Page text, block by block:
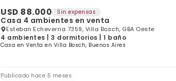
USD 88.000 Sin expensas
Casa 4 ambientes en venta
Esteban Echeverria 7359, Villa Bosch, GBA Oeste
4 ambientes | 3 dormitorios | 1 baño
Casa en Venta en Villa Bosch, Buenos Aires
Publicado hace 5 meses